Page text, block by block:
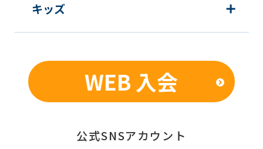
キッズ
WEB 入会
公式SNSアカウント